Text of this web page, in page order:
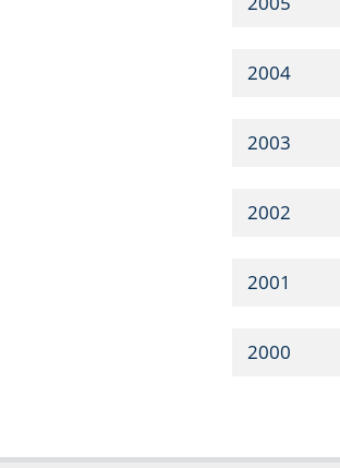
2004
2003
2002
2001
2000